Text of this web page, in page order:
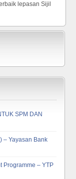
lepasan Sijil
SPM DAN
– Yayasan Bank
Programme – YTP